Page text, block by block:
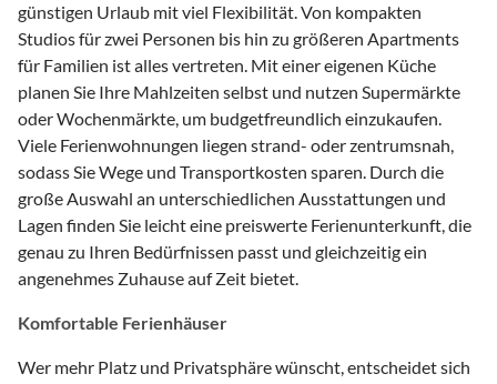
günstigen Urlaub mit viel Flexibilität. Von kompakten
Studios für zwei Personen bis hin zu größeren Apartments
für Familien ist alles vertreten. Mit einer eigenen Küche
planen Sie Ihre Mahlzeiten selbst und nutzen Supermärkte
oder Wochenmärkte, um budgetfreundlich einzukaufen.
Viele Ferienwohnungen liegen strand- oder zentrumsnah,
sodass Sie Wege und Transportkosten sparen. Durch die
große Auswahl an unterschiedlichen Ausstattungen und
Lagen finden Sie leicht eine preiswerte Ferienunterkunft, die
genau zu Ihren Bedürfnissen passt und gleichzeitig ein
angenehmes Zuhause auf Zeit bietet.
Komfortable Ferienhäuser
Wer mehr Platz und Privatsphäre wünscht, entscheidet sich